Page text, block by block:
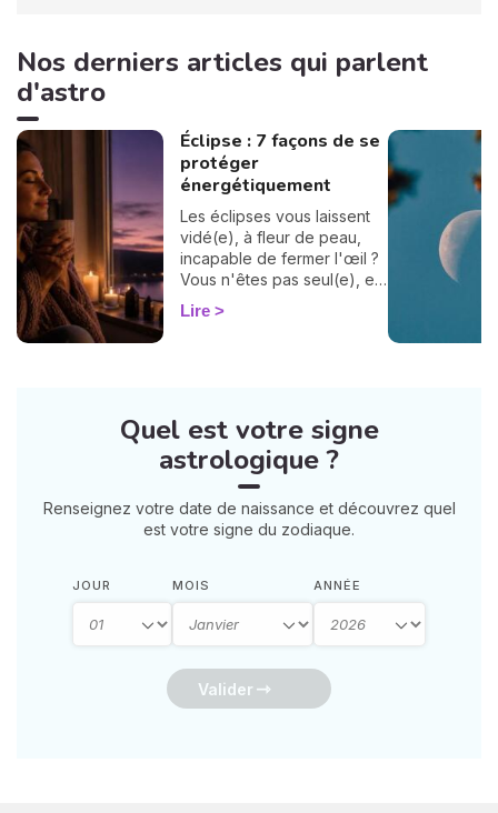
Nos derniers articles qui parlent
d'astro
Éclipse : 7 façons de se
protéger
énergétiquement
Les éclipses vous laissent
vidé(e), à fleur de peau,
incapable de fermer l'œil ?
Vous n'êtes pas seul(e), et
surtout : ça se traverse en
douceur. Voici 7 gestes
intérieur. 🛡️🌒
Lire
Quel est votre signe
astrologique ?
Renseignez votre date de naissance et découvrez quel
est votre signe du zodiaque.
JOUR MOIS ANNÉE
Valider